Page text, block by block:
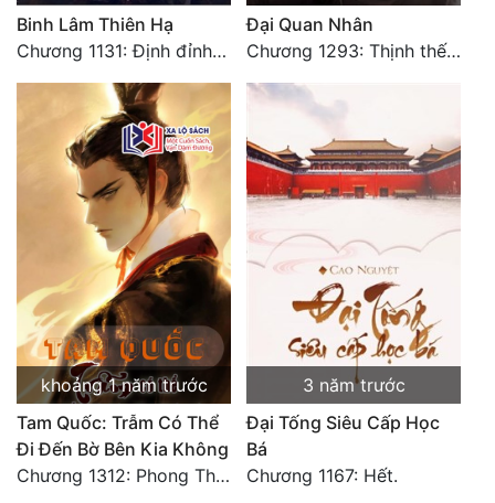
Binh Lâm Thiên Hạ
Chương 1131: Định đỉnh thiên hạ (HẾT)
Đại Quan Nhân
Chương 1293: Thịnh thế Bạch Liên. Hết.
khoảng 1 năm trước
Tam Quốc: Trẫm Có Thể
Đi Đến Bờ Bên Kia Không
Chương 1312: Phong Thiện Thái Sơn (Đại Kết Cục)
3 năm trước
Đại Tống Siêu Cấp Học
Bá
Chương 1167: Hết.